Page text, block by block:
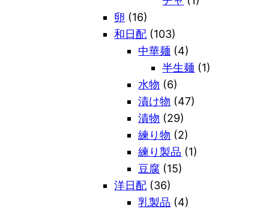
卵 (16)
和日配 (103)
中華麺 (4)
半生麺 (1)
水物 (6)
漬け物 (47)
漬物 (29)
練り物 (2)
練り製品 (1)
豆腐 (15)
洋日配 (36)
乳製品 (4)